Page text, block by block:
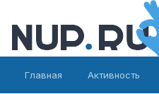
Главная Активность